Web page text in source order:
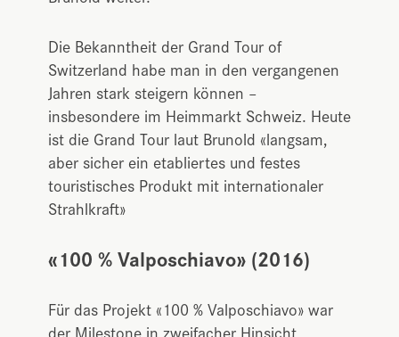
Die Bekanntheit der Grand Tour of
Switzerland habe man in den vergangenen
Jahren stark steigern können –
insbesondere im Heimmarkt Schweiz. Heute
ist die Grand Tour laut Brunold «langsam,
aber sicher ein etabliertes und festes
touristisches Produkt mit internationaler
Strahlkraft»
«100 % Valposchiavo» (2016)
Für das Projekt «100 % Valposchiavo» war
der Milestone in zweifacher Hinsicht